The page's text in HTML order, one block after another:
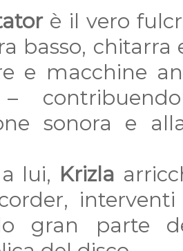
è il vero
basso,
e macchine
–
sonora e
lui, Krizla
gran parte